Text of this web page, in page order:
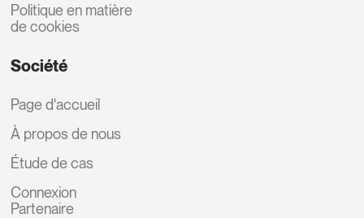
Politique en matière
de cookies
Société
Page d'accueil
À propos de nous
Étude de cas
Connexion
Partenaire